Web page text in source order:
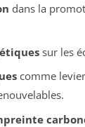
dans la
sur les
comme